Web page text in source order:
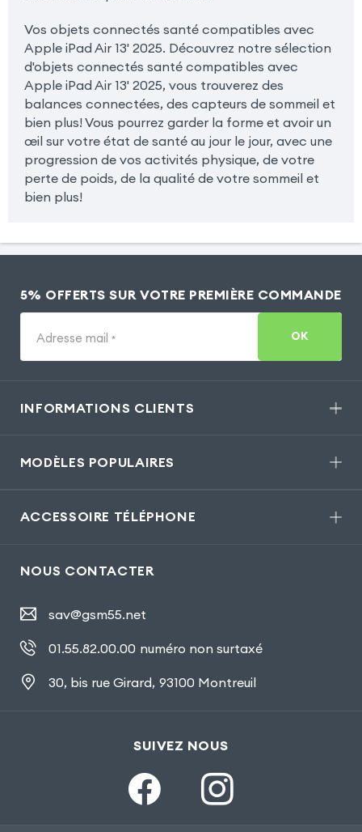
Vos objets connectés santé compatibles avec
Apple iPad Air 13' 2025. Découvrez notre sélection
d'objets connectés santé compatibles avec
Apple iPad Air 13' 2025, vous trouverez des
balances connectées, des capteurs de sommeil et
bien plus! Vous pourrez garder la forme et avoir un
œil sur votre état de santé au jour le jour, avec une
progression de vos activités physique, de votre
perte de poids, de la qualité de votre sommeil et
bien plus!
5% OFFERTS SUR VOTRE PREMIÈRE COMMANDE
Adresse mail * OK
INFORMATIONS CLIENTS
MODÈLES POPULAIRES
ACCESSOIRE TÉLÉPHONE
NOUS CONTACTER
sav@gsm55.net
01.55.82.00.00 numéro non surtaxé
30, bis rue Girard, 93100 Montreuil
SUIVEZ NOUS